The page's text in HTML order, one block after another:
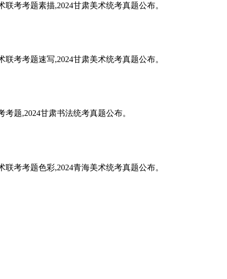
考考题素描,2024甘肃美术统考真题公布。
考考题速写,2024甘肃美术统考真题公布。
题,2024甘肃书法统考真题公布。
考考题色彩,2024青海美术统考真题公布。